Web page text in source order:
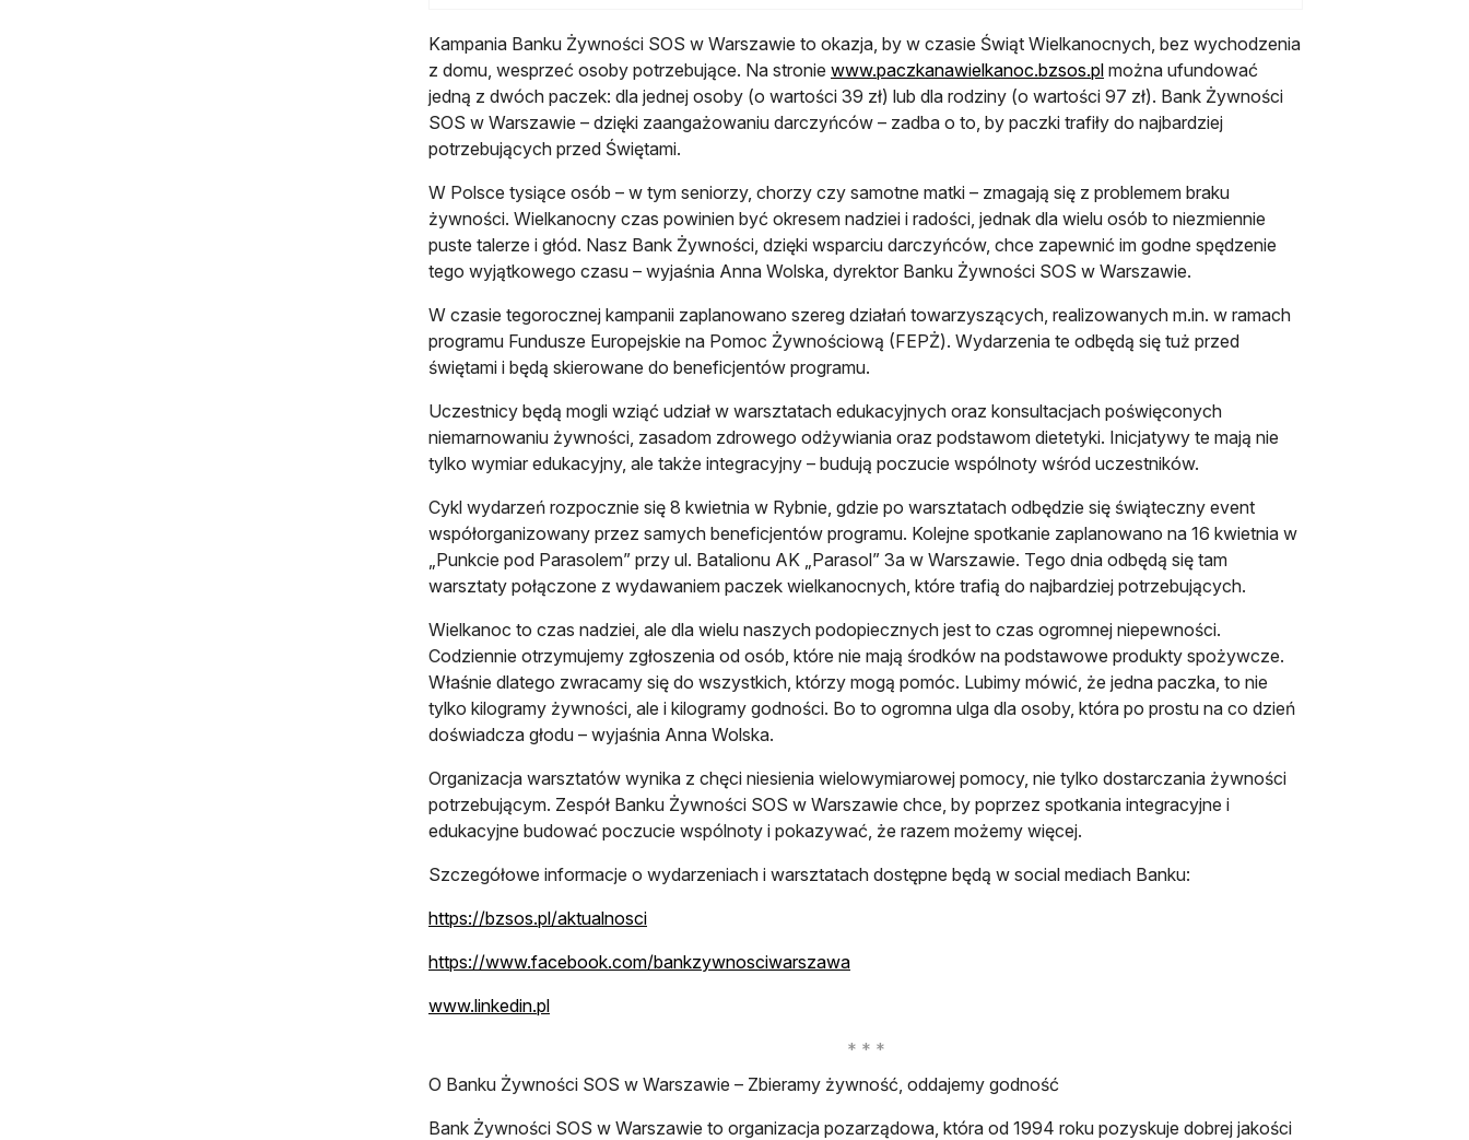
Kampania Banku Żywności SOS w Warszawie to okazja, by w czasie Świąt Wielkanocnych, bez wychodzenia
z domu, wesprzeć osoby potrzebujące. Na stronie www.paczkanawielkanoc.bzsos.plotwiera się w nowej karcie
można ufundować
jedną z dwóch paczek: dla jednej osoby (o wartości 39 zł) lub dla rodziny (o wartości 97 zł). Bank Żywności
SOS w Warszawie – dzięki zaangażowaniu darczyńców – zadba o to, by paczki trafiły do najbardziej
potrzebujących przed Świętami.
W Polsce tysiące osób – w tym seniorzy, chorzy czy samotne matki – zmagają się z problemem braku
żywności. Wielkanocny czas powinien być okresem nadziei i radości, jednak dla wielu osób to niezmiennie
puste talerze i głód. Nasz Bank Żywności, dzięki wsparciu darczyńców, chce zapewnić im godne spędzenie
tego wyjątkowego czasu – wyjaśnia Anna Wolska, dyrektor Banku Żywności SOS w Warszawie.
W czasie tegorocznej kampanii zaplanowano szereg działań towarzyszących, realizowanych m.in. w ramach
programu Fundusze Europejskie na Pomoc Żywnościową (FEPŻ). Wydarzenia te odbędą się tuż przed
świętami i będą skierowane do beneficjentów programu.
Uczestnicy będą mogli wziąć udział w warsztatach edukacyjnych oraz konsultacjach poświęconych
niemarnowaniu żywności, zasadom zdrowego odżywiania oraz podstawom dietetyki. Inicjatywy te mają nie
tylko wymiar edukacyjny, ale także integracyjny – budują poczucie wspólnoty wśród uczestników.
Cykl wydarzeń rozpocznie się 8 kwietnia w Rybnie, gdzie po warsztatach odbędzie się świąteczny event
współorganizowany przez samych beneficjentów programu. Kolejne spotkanie zaplanowano na 16 kwietnia w
„Punkcie pod Parasolem” przy ul. Batalionu AK „Parasol” 3a w Warszawie. Tego dnia odbędą się tam
warsztaty połączone z wydawaniem paczek wielkanocnych, które trafią do najbardziej potrzebujących.
Wielkanoc to czas nadziei, ale dla wielu naszych podopiecznych jest to czas ogromnej niepewności.
Codziennie otrzymujemy zgłoszenia od osób, które nie mają środków na podstawowe produkty spożywcze.
Właśnie dlatego zwracamy się do wszystkich, którzy mogą pomóc. Lubimy mówić, że jedna paczka, to nie
tylko kilogramy żywności, ale i kilogramy godności. Bo to ogromna ulga dla osoby, która po prostu na co dzień
doświadcza głodu – wyjaśnia Anna Wolska.
Organizacja warsztatów wynika z chęci niesienia wielowymiarowej pomocy, nie tylko dostarczania żywności
potrzebującym. Zespół Banku Żywności SOS w Warszawie chce, by poprzez spotkania integracyjne i
edukacyjne budować poczucie wspólnoty i pokazywać, że razem możemy więcej.
Szczegółowe informacje o wydarzeniach i warsztatach dostępne będą w social mediach Banku:
https://bzsos.pl/aktualnosciotwiera się w nowej karcie
https://www.facebook.com/bankzywnosciwarszawaotwiera się w nowej karcie
www.linkedin.plotwiera się w nowej karcie
O Banku Żywności SOS w Warszawie – Zbieramy żywność, oddajemy godność
Bank Żywności SOS w Warszawie to organizacja pozarządowa, która od 1994 roku pozyskuje dobrej jakości